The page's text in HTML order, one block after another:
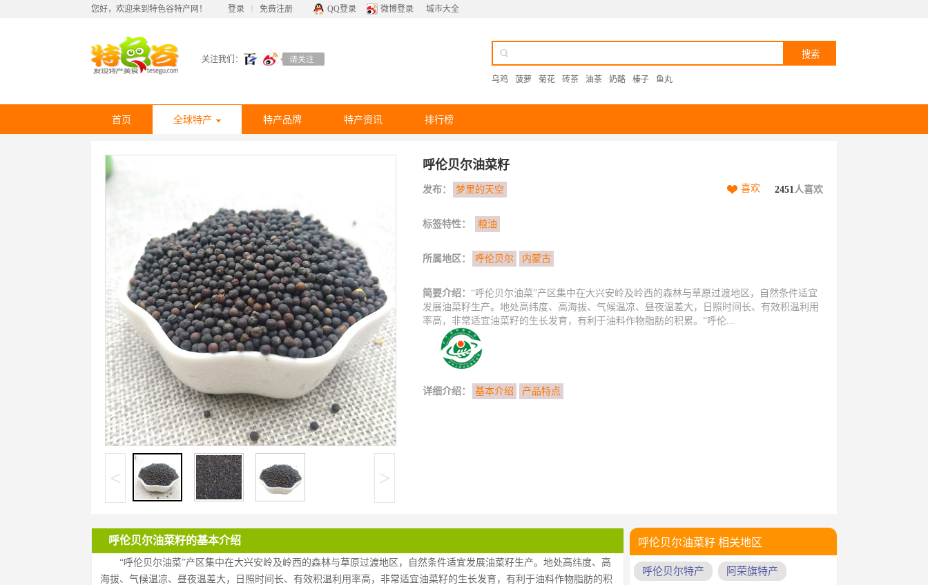
您好，欢迎来到特色谷特产网！ 登录 免费注册 QQ登录 微博登录 城市大全
关注我们：
乌鸡 菠萝 菊花 砖茶 油茶 奶酪 榛子 鱼丸
首页 全球特产 特产品牌 特产资讯 排行榜
< >
呼伦贝尔油菜籽
发布： 梦里的天空 喜欢 2451人喜欢
标签特性： 粮油
所属地区： 呼伦贝尔 内蒙古
简要介绍： “呼伦贝尔油菜”产区集中在大兴安岭及岭西的森林与草原过渡地区，自然条件适宜
发展油菜籽生产。地处高纬度、高海拔、气候温凉、昼夜温差大，日照时间长、有效积温利用
率高，非常适宜油菜籽的生长发育，有利于油料作物脂肪的积累。“呼伦...
详细介绍： 基本介绍 产品特点
呼伦贝尔油菜籽的基本介绍
“呼伦贝尔油菜”产区集中在大兴安岭及岭西的森林与草原过渡地区，自然条件适宜发展油菜籽生产。地处高纬度、高
海拔、气候温凉、昼夜温差大，日照时间长、有效积温利用率高，非常适宜油菜籽的生长发育，有利于油料作物脂肪的积
呼伦贝尔油菜籽 相关地区
呼伦贝尔特产 阿荣旗特产